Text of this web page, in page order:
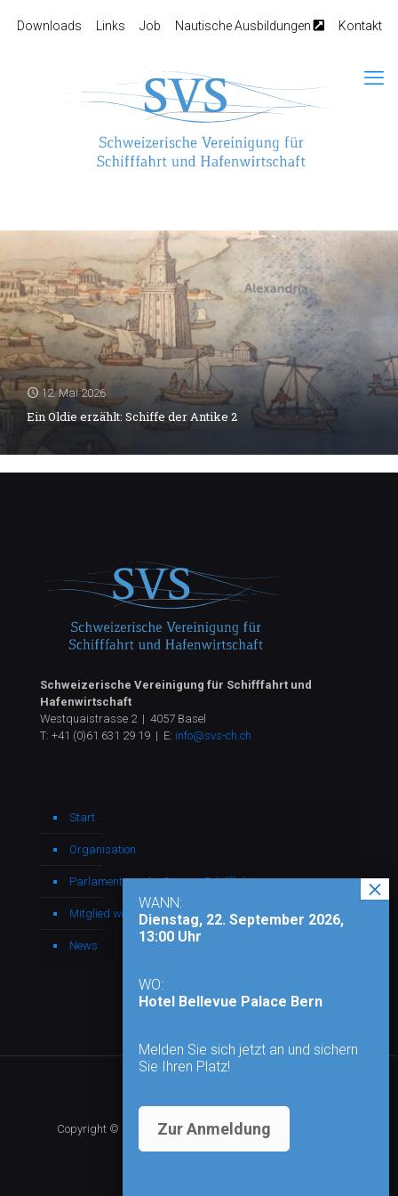
Downloads Links Job Nautische Ausbildungen Kontakt
12. Mai 2026
Ein Oldie erzählt: Schiffe der Antike 2
Schweizerische Vereinigung für Schifffahrt und
Hafenwirtschaft
Westquaistrasse 2 | 4057 Basel
T: +41 (0)61 631 29 19 | E: info@svs-ch.ch
Start
Organisation
Parlamentarische Gruppe Schifffahrt
Mitglied werden
News
Copyright © 2026 - Alle Rechte vorbehalten |
WANN:
Dienstag, 22. September 2026,
13:00 Uhr
WO:
Hotel Bellevue Palace Bern
Melden Sie sich jetzt an und sichern
Sie Ihren Platz!
Zur Anmeldung